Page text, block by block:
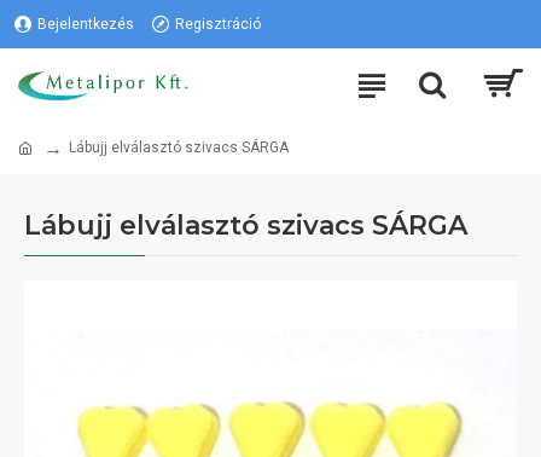
Bejelentkezés Regisztráció
Lábujj elválasztó szivacs SÁRGA
Lábujj elválasztó szivacs SÁRGA